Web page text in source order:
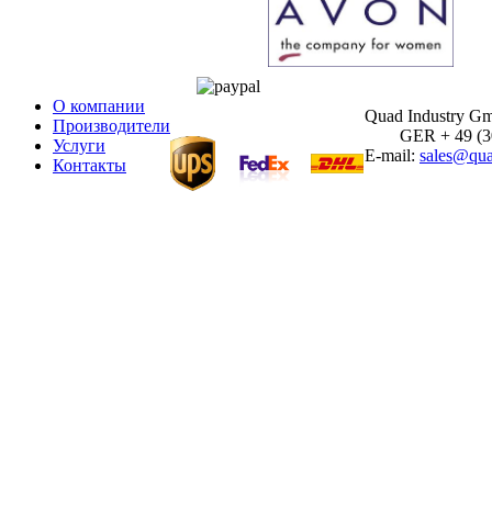
О компании
Производители
Услуги
Контакты
Quad Industry
GER + 49
E-mail: